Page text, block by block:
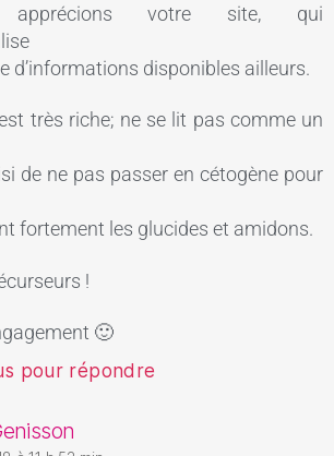
votre site, qui
d’informations disponibles ailleurs.
très riche; ne se lit pas comme un
de ne pas passer en cétogène pour
fortement les glucides et amidons.
!
🙂
pour répondre